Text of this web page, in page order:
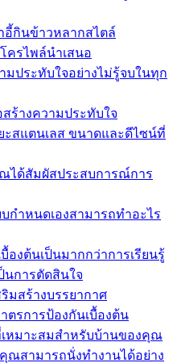
อี้กินข้าวหลากสไตล์
ครไพล์นำเสนอ
ามประทับใจอย่างไม่รู้จบในทุก
สร้างความประทับใจ
สแตนเลส ขนาดและดีไซน์ที่
ได้สัมผัสประสบการณ์การ
กำหนดเองสามารถทำอะไร
องต้นเป็นมากกว่าการเรียนรู้
นการตัดสินใจ
มสร้างบรรยากาศ
ตรการป้องกันเบื้องต้น
หมาะสมสำหรับบ้านของคุณ
ณสามารถนั่งทำงานได้อย่าง